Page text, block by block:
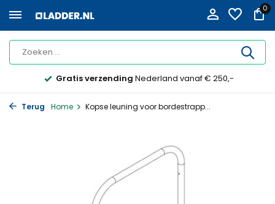
0
Gratis verzending Nederland vanaf € 250,-
Terug Home Kopse leuning voor bordestrapp...